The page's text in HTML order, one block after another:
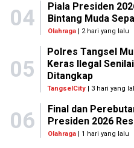
04
Piala Presiden
Bintang Muda
Olahraga| 2 hari yang lalu
05
Polres Tangsel
Keras Ilegal
Ditangkap
TangselCity | 3 hari yang
06
Final dan
Presiden 2026
Olahraga| 1 hari yang lalu